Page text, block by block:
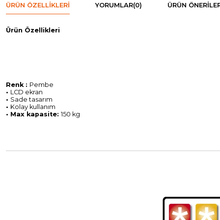
ÜRÜN ÖZELLIKLERI YORUMLAR(0) ÜRÜN
Ürün Özellikleri
Renk : Pembe
• LCD ekran
• Sade tasarım
• Kolay kullanım
• Max kapasite: 150 kg